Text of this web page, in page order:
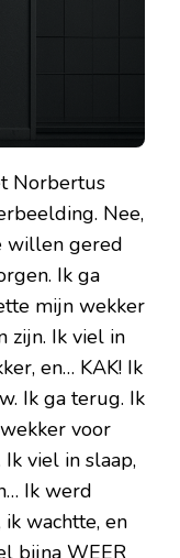
Norbertus
Nee,
willen gered
Ik ga
mijn wekker
zijn. Ik viel in
en… KAK! Ik
Ik ga terug. Ik
voor
viel in slaap,
Ik werd
wachtte, en